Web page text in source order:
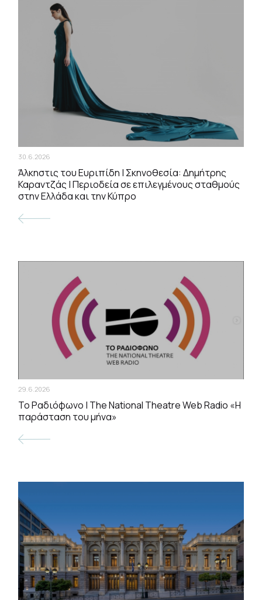
30.6.2026
Άλκηστις του Ευριπίδη | Σκηνοθεσία: Δημήτρης
Καραντζάς | Περιοδεία σε επιλεγμένους σταθμούς
στην Ελλάδα και την Κύπρο
29.6.2026
Το Ραδιόφωνο | The National Theatre Web Radio «Η
παράσταση του μήνα»